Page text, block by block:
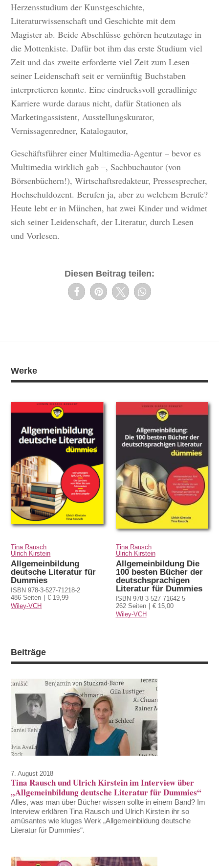
Herzensstudium der Kunstgeschichte,
Literaturwissenschaft und Geschichte mit dem
Magister ab. Beide Abschlüsse gehören heutzutage in
die Mottenkiste. Dafür bot ihm das erste Studium viel
Zeit und das zweite erforderte viel Zeit zum Lesen –
seiner Leidenschaft seit er vernünftig Buchstaben
interpretieren konnte. Eine eindrucksvoll geradlinige
Karriere wurde daraus nicht, dafür Stationen als
Marketingassistent, Ausstellungskurator,
Vernissagenredner, Katalogautor,
Geschäftsführer einer Multimedia-Agentur – bevor es
Multimedia wirklich gab –, Sachbuchautor (von
Börsenbüchern!), Wirtschaftsredakteur, Pressesprecher,
Hochschuldozent. Berufen ja, aber zu welchem Berufe?
Heute lebt er in München, hat zwei Kinder und widmet
sich seiner Leidenschaft, der Literatur, durch Lesen
und Vorlesen.
Diesen Beitrag teilen:
Werke
Tina Rausch
Ulrich Kirstein
Allgemeinbildung
deutsche Literatur für
Dummies
ISBN 978-3-527-71218-2
486 Seiten
€ 19,99
Wiley-VCH
Tina Rausch
Ulrich Kirstein
Allgemeinbildung Die
100 besten Bücher der
deutschsprachigen
Literatur für Dummies
ISBN 978-3-527-71642-5
262 Seiten
€ 15,00
Wiley-VCH
Beiträge
7. August 2018
Tina Rausch und Ulrich Kirstein im Interview über
„Allgemeinbildung deutsche Literatur für Dummies“
Alles, was man über Bücher wissen sollte in einem Band? Im
Interview erklären Tina Rausch und Ulrich Kirstein ihr so
amüsantes wie kluges Werk „Allgemeinbildung deutsche
Literatur für Dummies“.